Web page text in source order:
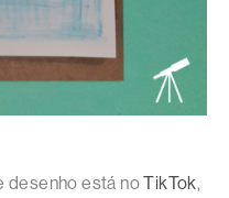
desenho está noTikTok,